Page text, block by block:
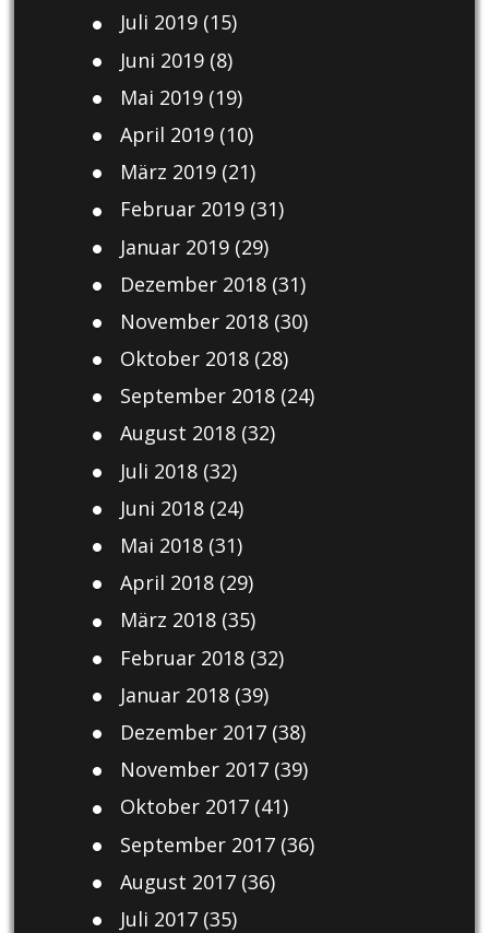
Juli 2019(15)
Juni 2019(8)
Mai 2019(19)
April 2019(10)
März 2019(21)
Februar 2019(31)
Januar 2019(29)
Dezember 2018(31)
November 2018(30)
Oktober 2018(28)
September 2018(24)
August 2018(32)
Juli 2018(32)
Juni 2018(24)
Mai 2018(31)
April 2018(29)
März 2018(35)
Februar 2018(32)
Januar 2018(39)
Dezember 2017(38)
November 2017(39)
Oktober 2017(41)
September 2017(36)
August 2017(36)
Juli 2017(35)